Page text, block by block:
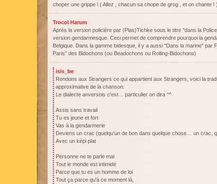
choper une grippe ! ( Allez , chacun sa chope de grog , et on chante !
Trocol Harum
Après la version policière par (Plas)Tichke sous le titre "dans la
version gendarmesque. Ceci permet de comprendre pourquoi la
Belgique. Dans la gamme bidesque, il y a aussi "Dans la marine" par
Paris" des Bidochons (ou Beadochons ou Rolling-Bidochons)
isis_be
Rendons aux Strangers ce qui appartient aux Strangers, voici la
approximative de la chanson:
Le dialecte anversois c'est… particulier on dira ^^
Assis sans travail
Tu es jeune et fort
Vas à la gendarmerie
Deviens un crac (quelqu'un de bon dans quelque chose… un crac,
Avec un képi plat
Personne ne te parle mal
Tout le monde est intimidé
Parce que tu es un homme de loi
Tout ça parce qu'à ce moment là,